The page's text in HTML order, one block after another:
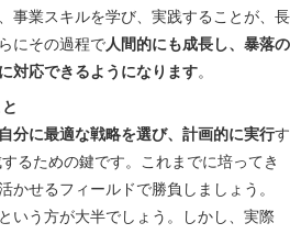
事業スキルを学び、実践することが、長
にその過程で人間的にも成長し、暴落の
対応できるようになります。
自分に最適な戦略を選び、計画的に実行す
るための鍵です。これまでに培ってき
かせるフィールドで勝負しましょう。
いう方が大半でしょう。しかし、実際